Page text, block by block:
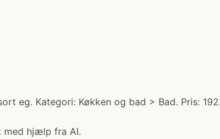
eg. Kategori: Køkken og bad > Bad. Pris:
med hjælp fra AI.